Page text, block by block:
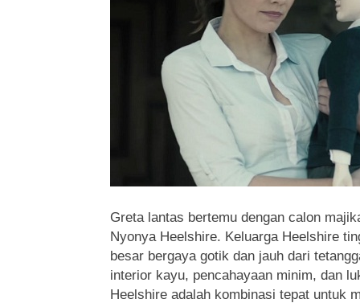
Greta lantas bertemu dengan calon
Nyonya Heelshire. Keluarga Heelshire
besar bergaya gotik dan jauh dari
interior kayu, pencahayaan minim, dan
Heelshire adalah kombinasi tepat untuk